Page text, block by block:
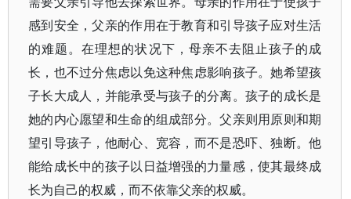
感到安全，父亲的作用在于教育和引导孩子应对生活
的难题。在理想的状况下，母亲不去阻止孩子的成
长，也不过分焦虑以免这种焦虑影响孩子。她希望孩
子长大成人，并能承受与孩子的分离。孩子的成长是
她的内心愿望和生命的组成部分。父亲则用原则和期
望引导孩子，他耐心、宽容，而不是恐吓、独断。他
能给成长中的孩子以日益增强的力量感，使其最终成
长为自己的权威，而不依靠父亲的权威。